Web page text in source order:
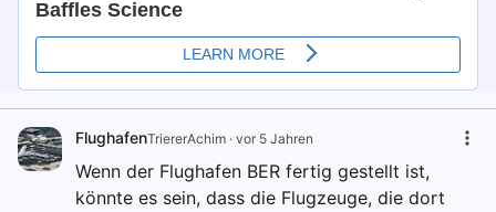
FlughafenTriererAchim · vor 5 Jahren
Wenn der Flughafen BER fertig gestellt ist,
könnte es sein, dass die Flugzeuge, die dort